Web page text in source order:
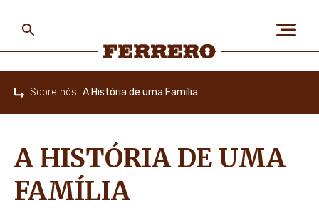
SOBRE NÓS
PESSOAS & PLANETA
main
content
Sobre nós A História de uma Família
A HISTÓRIA DE UMA
FAMÍLIA